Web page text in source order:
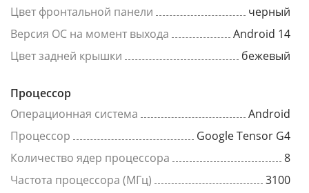
Цвет фронтальной панели
черный
Версия ОС на момент выхода
Android 14
Цвет задней крышки
бежевый
Процессор
Операционная система
Android
Процессор
Google Tensor G4
Количество ядер процессора
8
Частота процессора (МГц)
3100